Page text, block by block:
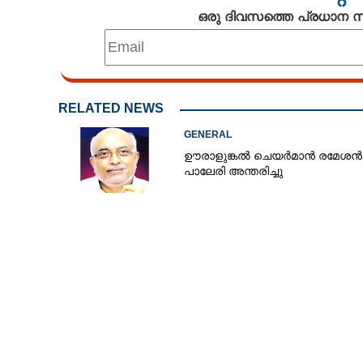
ഒരു ദിവസത്തെ പ്രധാന
RELATED NEWS
GENERAL
ഊരാളുങ്കൽ ചെയർമാൻ രമേശൻ
പാലേരി അന്തരിച്ചു
അഞ്ചുമിനിട്ടിൽ
കുറച്ച്